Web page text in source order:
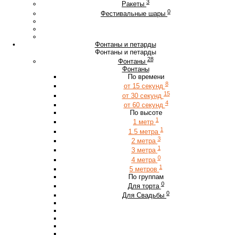
Ракеты 3
Фестивальные шары 0
Фонтаны и петарды
Фонтаны и петарды
Фонтаны 28
Фонтаны
По времени
от 15 секунд 8
от 30 секунд 15
от 60 секунд 4
По высоте
1 метр 1
1.5 метра 1
2 метра 3
3 метра 1
4 метра 0
5 метров 1
По группам
Для торта 0
Для Свадьбы 0